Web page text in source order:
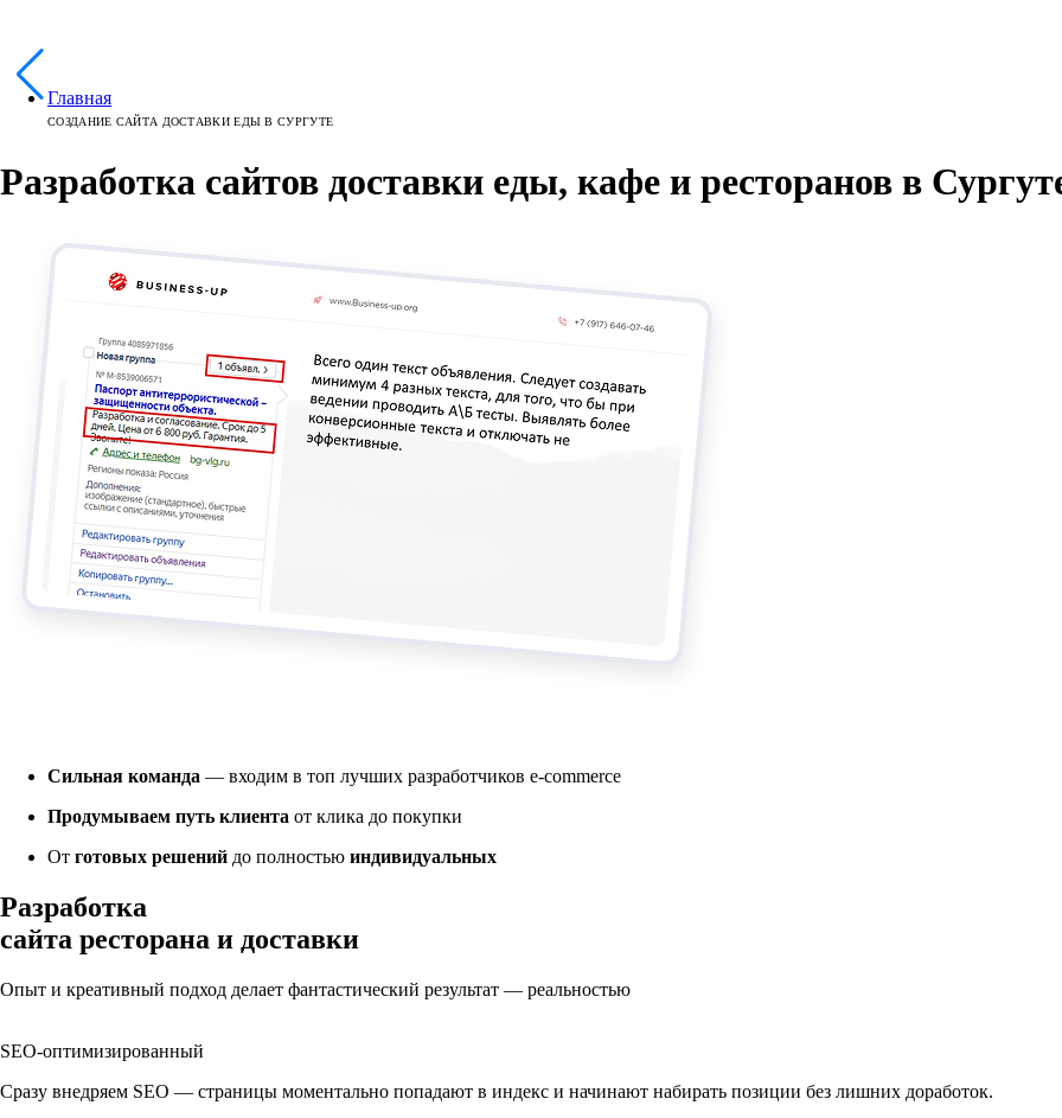
Главная
СОЗДАНИЕ САЙТА ДОСТАВКИ ЕДЫ В СУРГУТЕ
Разработка сайтов доставки еды, кафе и ресторанов в
Сильная команда — входим в топ лучших разработчиков e-commerce
Продумываем путь клиента от клика до покупки
От готовых решений до полностью индивидуальных
Разработка
сайта ресторана и доставки
Опыт и креативный подход делает фантастический результат — реальностью
SEO-оптимизированный
Сразу внедряем SEO — страницы моментально попадают в индекс и начинают набирать позиции без лишних доработок.